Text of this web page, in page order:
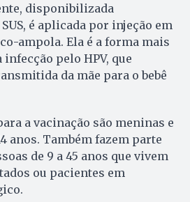
disponibilizada
é aplicada por injeção em
ampola. Ela é a forma mais
pelo HPV, que
da mãe para o bebê
a vacinação são meninas e
anos. Também fazem parte
de 9 a 45 anos que vivem
ou pacientes em